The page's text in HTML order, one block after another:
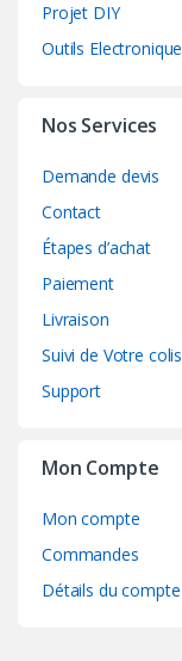
Projet DIY
Outils Electronique
Nos Services
Demande devis
Contact
Étapes d’achat
Paiement
Livraison
Suivi de Votre colis
Support
Mon Compte
Mon compte
Commandes
Détails du compte